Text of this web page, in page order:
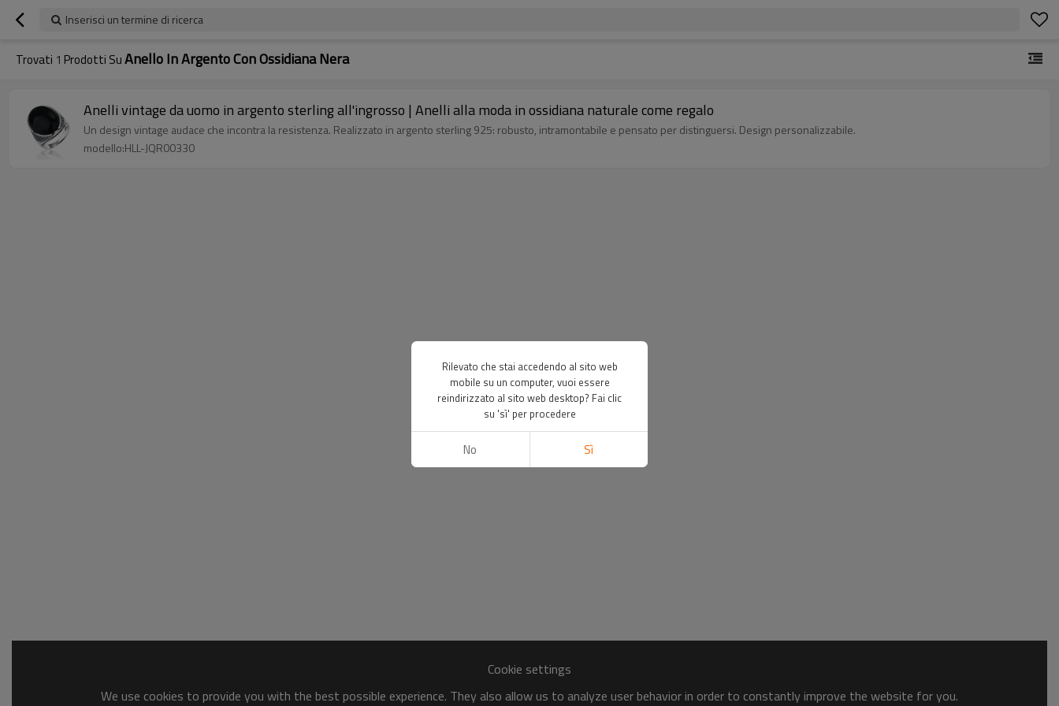
Inserisci un termine di ricerca
Trovati 1 Prodotti SuAnello In Argento Con Ossidiana Nera
Anelli vintage da uomo in argento sterling all'ingrosso | Anelli alla moda in ossidiana naturale come regalo
Un design vintage audace che incontra la resistenza. Realizzato in argento sterling 925: robusto, intramontabile e pensato per distinguersi. Design personalizzabile.
modello:HLL-JQR00330
Cookie settings
We use cookies to provide you with the best possible experience. They also allow us to analyze user behavior in order to constantly improve the website for you.
Rilevato che stai accedendo al sito web
mobile su un computer, vuoi essere
reindirizzato al sito web desktop? Fai clic
su 'sì' per procedere
No Sì